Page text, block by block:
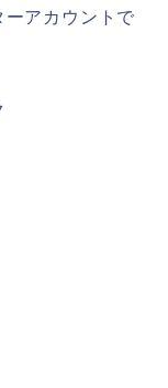
アカウントで